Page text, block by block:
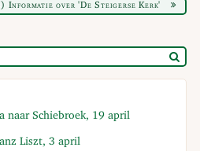
Informatie over 'De Steigerse Kerk'
naar Schiebroek, 19 april
Liszt, 3 april